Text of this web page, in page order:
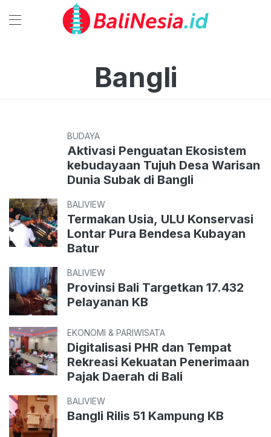
Bangli
BUDAYA
Aktivasi Penguatan Ekosistem
kebudayaan Tujuh Desa Warisan
Dunia Subak di Bangli
BALIVIEW
Termakan Usia, ULU Konservasi
Lontar Pura Bendesa Kubayan
Batur
BALIVIEW
Provinsi Bali Targetkan 17.432
Pelayanan KB
EKONOMI & PARIWISATA
Digitalisasi PHR dan Tempat
Rekreasi Kekuatan Penerimaan
Pajak Daerah di Bali
BALIVIEW
Bangli Rilis 51 Kampung KB